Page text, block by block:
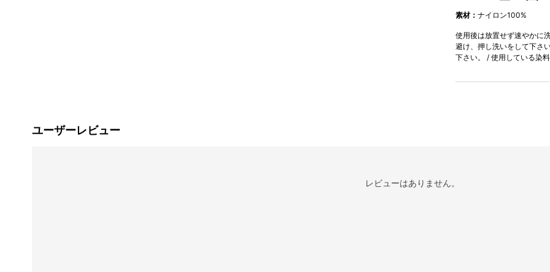
素材： ナイロン100%
使用後は放置せず速やかに
避け、押し洗いをして下さ
下さい。 / 使用している染
ユーザーレビュー
レビューはありません。